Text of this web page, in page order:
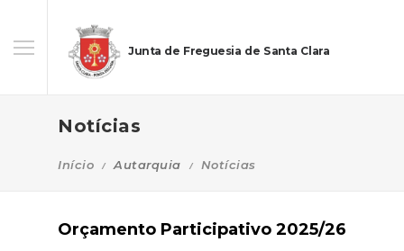
Junta de Freguesia de Santa Clara
Notícias
Início Autarquia Notícias
Orçamento Participativo 2025/26